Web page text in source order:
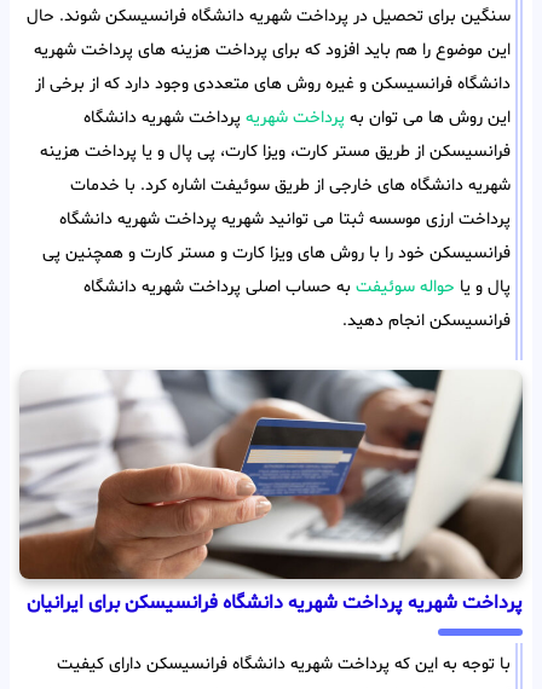
سنگین برای تحصیل در پرداخت شهریه دانشگاه فرانسیسکن شوند. حال
این موضوع را هم باید افزود که برای پرداخت هزینه های پرداخت شهریه
دانشگاه فرانسیسکن و غیره روش های متعددی وجود دارد که از برخی از
این روش ها می توان به پرداخت شهریه پرداخت شهریه دانشگاه
فرانسیسکن از طریق مستر کارت، ویزا کارت، پی پال و یا پرداخت هزینه
شهریه دانشگاه های خارجی از طریق سوئیفت اشاره کرد. با خدمات
پرداخت ارزی موسسه ثبتا می توانید شهریه پرداخت شهریه دانشگاه
فرانسیسکن خود را با روش های ویزا کارت و مستر کارت و همچنین پی
پال و یا حواله سوئیفت به حساب اصلی پرداخت شهریه دانشگاه
فرانسیسکن انجام دهید.
پرداخت شهریه پرداخت شهریه دانشگاه فرانسیسکن برای ایرانیان
با توجه به این که پرداخت شهریه دانشگاه فرانسیسکن دارای کیفیت